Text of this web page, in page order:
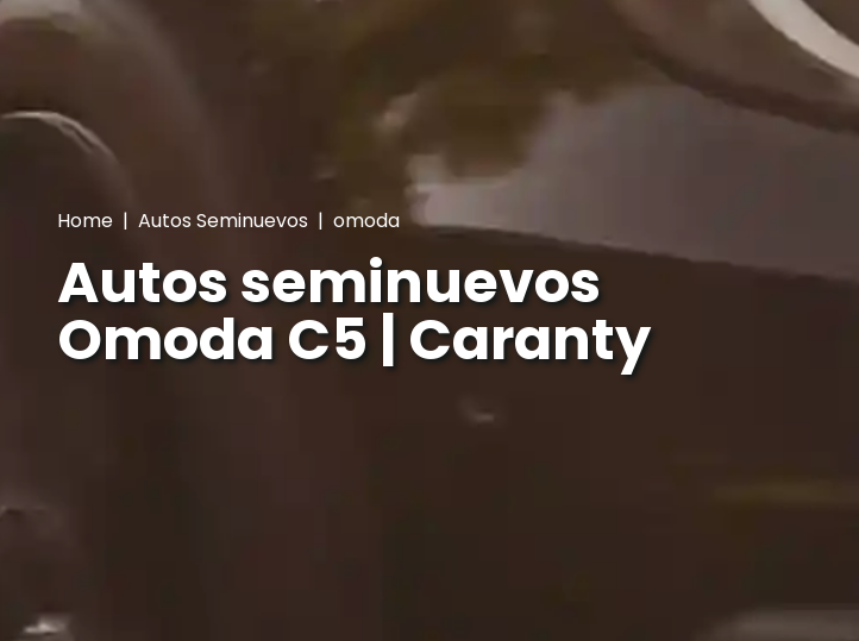
Home | Autos Seminuevos | omoda
Autos seminuevos
Omoda C5 | Caranty